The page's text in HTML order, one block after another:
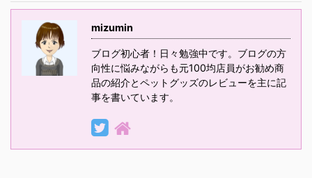
mizumin
ブログ初心者！日々勉強中です。ブログの方
向性に悩みながらも元100均店員がお勧め商
品の紹介とペットグッズのレビューを主に記
事を書いています。